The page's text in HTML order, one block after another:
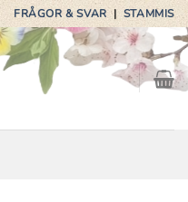
FRÅGOR & SVAR|STAMMIS